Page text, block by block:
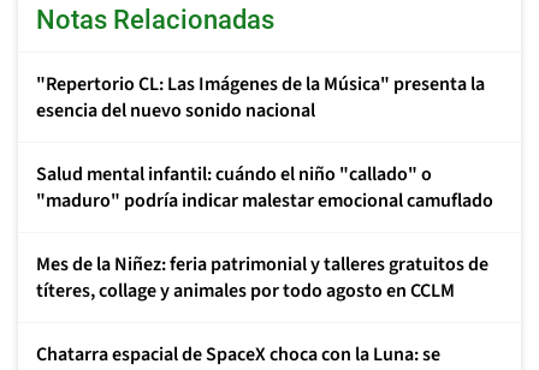
Notas Relacionadas
"Repertorio CL: Las Imágenes de la Música" presenta la
esencia del nuevo sonido nacional
Salud mental infantil: cuándo el niño "callado" o
"maduro" podría indicar malestar emocional camuflado
Mes de la Niñez: feria patrimonial y talleres gratuitos de
títeres, collage y animales por todo agosto en CCLM
Chatarra espacial de SpaceX choca con la Luna: se